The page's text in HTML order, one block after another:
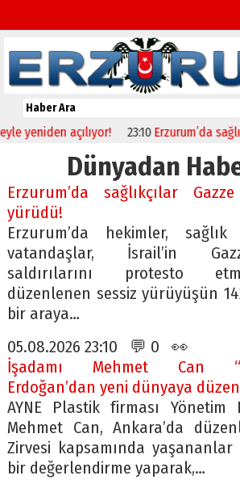
açılıyor! 23:10 Erzurum’da
Dünyadan
Erzurum’da sağlıkçılar
yürüdü!
Erzurum’da hekimler,
vatandaşlar, İsrail’in
saldırılarını protesto
düzenlenen sessiz yürüyüşün
bir araya…
05.08.2026 23:10 💬 0 👀
İşadamı Mehmet Can
Erdoğan’dan yeni dünyaya
AYNE Plastik firması Yönetim
Mehmet Can, Ankara’da
Zirvesi kapsamında
bir değerlendirme yaparak,…